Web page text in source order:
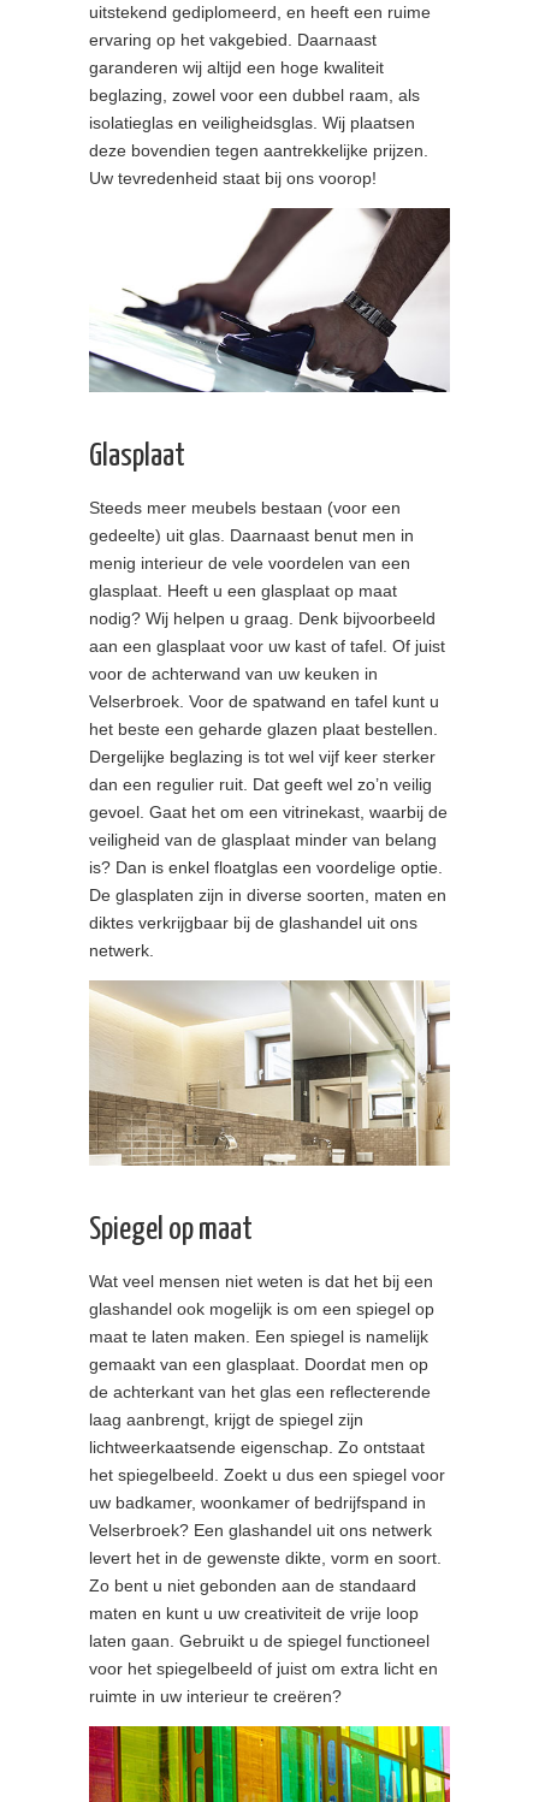
uitstekend gediplomeerd, en heeft een ruime
ervaring op het vakgebied. Daarnaast
garanderen wij altijd een hoge kwaliteit
beglazing, zowel voor een dubbel raam, als
isolatieglas en veiligheidsglas. Wij plaatsen
deze bovendien tegen aantrekkelijke prijzen.
Uw tevredenheid staat bij ons voorop!
Glasplaat
Steeds meer meubels bestaan (voor een
gedeelte) uit glas. Daarnaast benut men in
menig interieur de vele voordelen van een
glasplaat. Heeft u een glasplaat op maat
nodig? Wij helpen u graag. Denk bijvoorbeeld
aan een glasplaat voor uw kast of tafel. Of juist
voor de achterwand van uw keuken in
Velserbroek. Voor de spatwand en tafel kunt u
het beste een geharde glazen plaat bestellen.
Dergelijke beglazing is tot wel vijf keer sterker
dan een regulier ruit. Dat geeft wel zo’n veilig
gevoel. Gaat het om een vitrinekast, waarbij de
veiligheid van de glasplaat minder van belang
is? Dan is enkel floatglas een voordelige optie.
De glasplaten zijn in diverse soorten, maten en
diktes verkrijgbaar bij de glashandel uit ons
netwerk.
Spiegel op maat
Wat veel mensen niet weten is dat het bij een
glashandel ook mogelijk is om een spiegel op
maat te laten maken. Een spiegel is namelijk
gemaakt van een glasplaat. Doordat men op
de achterkant van het glas een reflecterende
laag aanbrengt, krijgt de spiegel zijn
lichtweerkaatsende eigenschap. Zo ontstaat
het spiegelbeeld. Zoekt u dus een spiegel voor
uw badkamer, woonkamer of bedrijfspand in
Velserbroek? Een glashandel uit ons netwerk
levert het in de gewenste dikte, vorm en soort.
Zo bent u niet gebonden aan de standaard
maten en kunt u uw creativiteit de vrije loop
laten gaan. Gebruikt u de spiegel functioneel
voor het spiegelbeeld of juist om extra licht en
ruimte in uw interieur te creëren?